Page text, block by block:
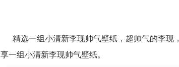
精选一组小清新李现帅气壁纸，超帅气的李现
享一组小清新李现帅气壁纸。